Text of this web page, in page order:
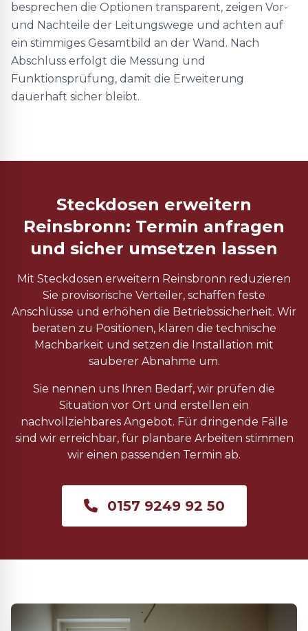
besprechen die Optionen transparent, zeigen Vor-
und Nachteile der Leitungswege und achten auf
ein stimmiges Gesamtbild an der Wand. Nach
Abschluss erfolgt die Messung und
Funktionsprüfung, damit die Erweiterung
dauerhaft sicher bleibt.
Steckdosen erweitern
Reinsbronn: Termin anfragen
und sicher umsetzen lassen
Mit Steckdosen erweitern Reinsbronn reduzieren
Sie provisorische Verteiler, schaffen feste
Anschlüsse und erhöhen die Betriebssicherheit. Wir
beraten zu Positionen, klären die technische
Machbarkeit und setzen die Installation mit
sauberer Abnahme um.
Sie nennen uns Ihren Bedarf, wir prüfen die
Situation vor Ort und erstellen ein
nachvollziehbares Angebot. Für dringende Fälle
sind wir erreichbar, für planbare Arbeiten stimmen
wir einen passenden Termin ab.
0157 9249 92 50